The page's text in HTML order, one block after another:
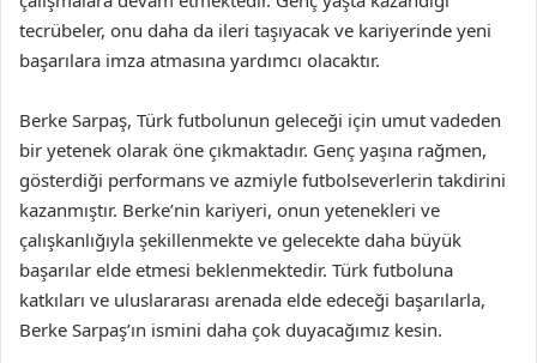
tecrübeler, onu daha da ileri taşıyacak ve kariyerinde yeni
başarılara imza atmasına yardımcı olacaktır.
Berke Sarpaş, Türk futbolunun geleceği için umut vadeden
bir yetenek olarak öne çıkmaktadır. Genç yaşına rağmen,
gösterdiği performans ve azmiyle futbolseverlerin takdirini
kazanmıştır. Berke’nin kariyeri, onun yetenekleri ve
çalışkanlığıyla şekillenmekte ve gelecekte daha büyük
başarılar elde etmesi beklenmektedir. Türk futboluna
katkıları ve uluslararası arenada elde edeceği başarılarla,
Berke Sarpaş’ın ismini daha çok duyacağımız kesin.